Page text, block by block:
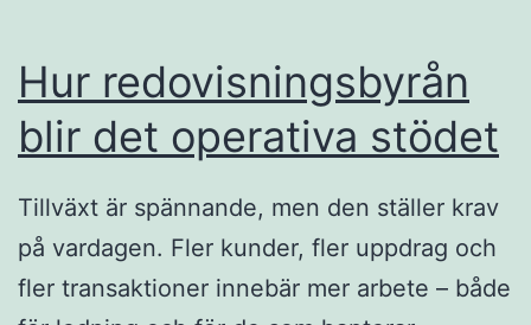
Hur redovisningsbyrån
blir det operativa stödet
Tillväxt är spännande, men den ställer krav
på vardagen. Fler kunder, fler uppdrag och
fler transaktioner innebär mer arbete – både